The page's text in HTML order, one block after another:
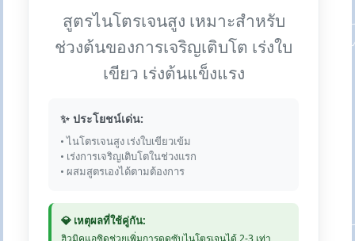
สูตรไนโตรเจนสูง เหมาะสำหรับ
ช่วงต้นของการเจริญเติบโต เร่งใบ
เขียว เร่งต้นแข็งแรง
✨ ประโยชน์เด่น:
• ไนโตรเจนสูง เร่งใบเขียวเข้ม
• เร่งการเจริญเติบโตในช่วงแรก
• ผสมสูตรเองได้ตามต้องการ
💎 เหตุผลที่ใช้คู่กัน: